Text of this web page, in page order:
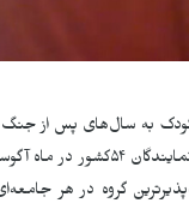
به سال‌های پس از جنگ
گروه در هر